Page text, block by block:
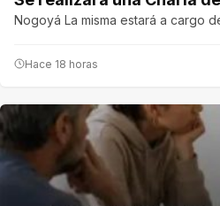
Nogoyá La misma estará a cargo
Hace 18 horas